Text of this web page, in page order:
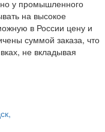
у промышленного
на высокое
в России цену и
суммой заказа, что
не вкладывая